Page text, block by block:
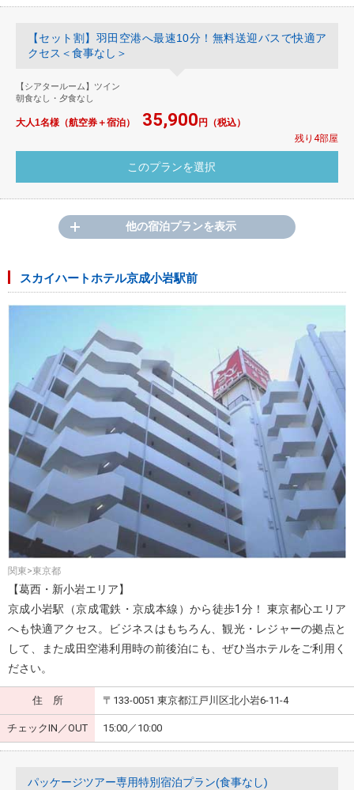
【セット割】羽田空港へ最速10分！無料送迎バスで快適ア
クセス＜食事なし＞
【シアタールーム】ツイン
朝食なし・夕食なし
大人1名様（航空券＋宿泊） 35,900 円（税込）
残り4部屋
他の宿泊プランを表示
スカイハートホテル京成小岩駅前
関東>東京都
【葛西・新小岩エリア】
京成小岩駅（京成電鉄・京成本線）から徒歩1分！ 東京都心エリア
へも快適アクセス。ビジネスはもちろん、観光・レジャーの拠点と
して、また成田空港利用時の前後泊にも、ぜひ当ホテルをご利用く
ださい。
住 所 〒133-0051 東京都江戸川区北小岩6-11-4
チェックIN／OUT 15:00／10:00
パッケージツアー専用特別宿泊プラン(食事なし)